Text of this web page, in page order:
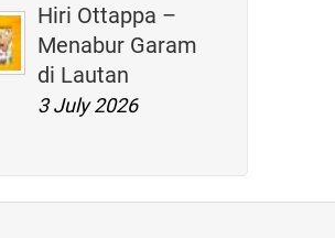
Hiri Ottappa –
Menabur Garam
di Lautan
3 July 2026